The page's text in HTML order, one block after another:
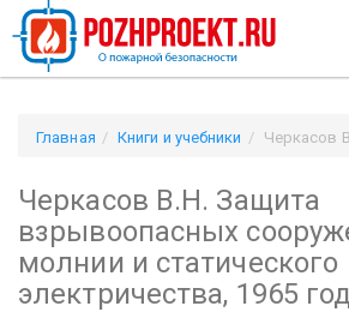
Главная Книги и учебники
Черкасов
электричества, 1965 год
Черкасов В.Н. Защита
взрывоопасных
молнии и статического
электричества, 1965